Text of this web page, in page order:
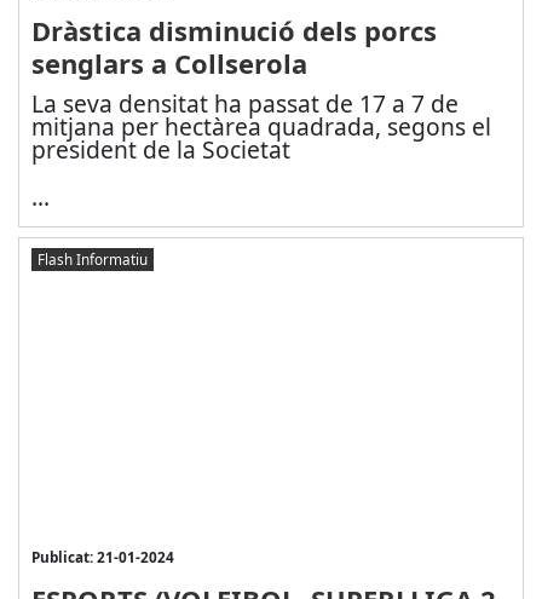
Dràstica disminució dels porcs
senglars a Collserola
La seva densitat ha passat de 17 a 7 de
mitjana per hectàrea quadrada, segons el
president de la Societat
...
Flash Informatiu
Publicat: 21-01-2024